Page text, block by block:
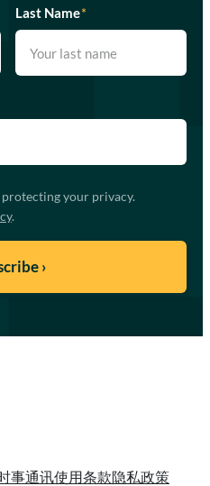
Last Name*
your privacy.
.
事通讯使用条款隐私政策